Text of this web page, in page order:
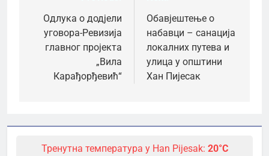
чланка
Одлука о додјели
уговора-Ревизија
главног пројекта
„Вила
Карађорђевић“
Обавјештење о
набавци – санација
локалних путева и
улица у општини
Хан Пијесак
Тренутна температура у Han Pijesak: 20°C